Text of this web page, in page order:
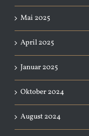
Mai 2025
April 2025
Januar 2025
Oktober 2024
August 2024